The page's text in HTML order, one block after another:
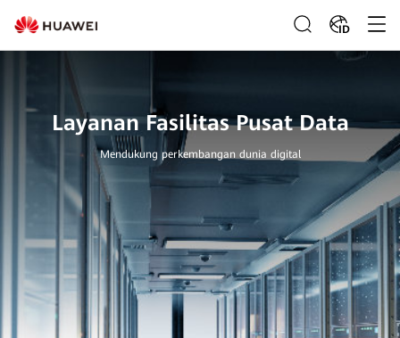
ID
Layanan Fasilitas Pusat Data
Mendukung perkembangan dunia digital